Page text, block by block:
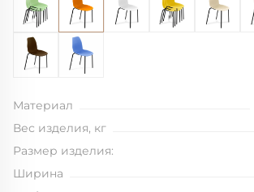
Материал
Вес изделия, кг
Размер изделия:
Ширина